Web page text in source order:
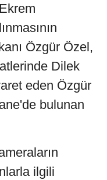
Özgür Özel,
Dilek
eden Özgür
bulunan
ilgili